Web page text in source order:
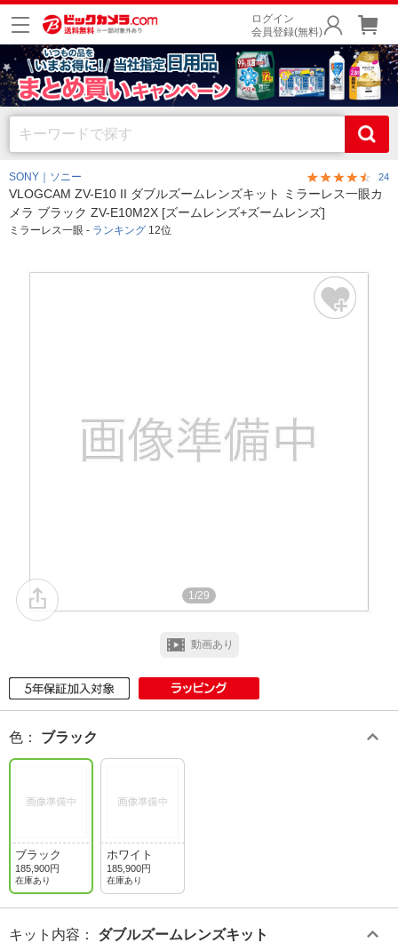
ログイン
会員登録(無料)
SONY｜ソニー 24
VLOGCAM ZV-E10 II ダブルズームレンズキット ミラーレス一眼カ
メラ ブラック ZV-E10M2X [ズームレンズ+ズームレンズ]
ミラーレス一眼 - ランキング 12位
1/29
動画あり
色 ： ブラック
ブラック
185,900円
在庫あり
ホワイト
185,900円
在庫あり
キット内容 ： ダブルズームレンズキット